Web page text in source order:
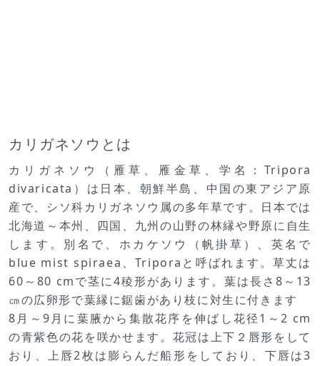
カリガネソウとは
カリガネソウ（雁草、雁金草、学名：Tripora
divaricata）は日本、朝鮮半島、中国の東アジア原
産で、シソ科カリガネソウ属の多年草です。日本では
北海道～本州、四国、九州の山野の林縁や野原に自生
します。別名で、ホカケソウ（帆掛草）、英名で
blue mist spiraea、Triporaと呼ばれます。草丈は
60～80 cmで茎に4稜形があります。葉は長さ8～13
㎝の広卵形で葉縁に鋸歯があり枝に対生に付きます
8月～9月に葉腋から集散花序を伸ばし花径1～2 cm
の青紫色の花を咲かせます。花冠は上下２唇形をして
おり、上唇2枚は膨らんだ船形をしており、下唇は3